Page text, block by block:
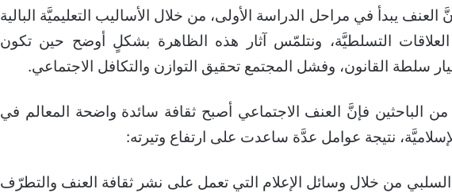
يبدأ في مراحل الدراسة الأولى، من خلال الأساليب التعليميَّة البالية
العلاقات التسلطيَّة، ونتلمّس آثار هذه الظاهرة بشكلٍ أوضح حين تكون
سلطة القانون، وفشل المجتمع تحقيق التوازن والتكافل الاجتماعي.
الباحثين فإنَّ العنف الاجتماعي أصبح ثقافة سائدة واضحة المعالم في
نتيجة عوامل عدَّة ساعدت على ارتفاع وتيرته:
السلبي من خلال وسائل الإعلام التي تعمل على نشر ثقافة العنف والتطرّف